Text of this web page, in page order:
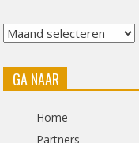
Blader
ons
GA NAAR
Home
Partners